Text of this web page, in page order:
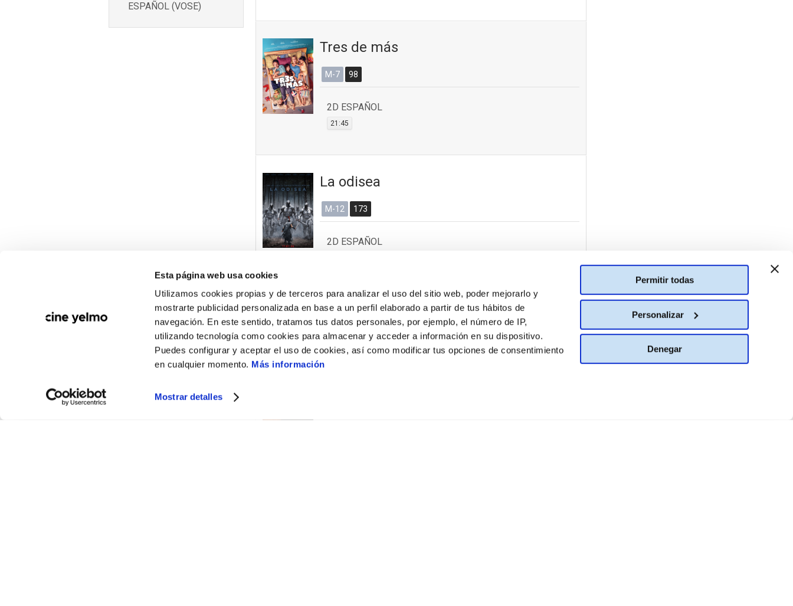
Esta página web usa cookies
Utilizamos cookies propias y de terceros para analizar el uso del sitio web, poder mejorarlo y
mostrarte publicidad personalizada en base a un perfil elaborado a partir de tus hábitos de
navegación. En este sentido, tratamos tus datos personales, por ejemplo, el número de IP,
utilizando tecnología como cookies para almacenar y acceder a información en su dispositivo.
Puedes configurar y aceptar el uso de cookies, así como modificar tus opciones de consentimiento
en cualquier momento. Más información
Mostrar detalles
Permitir todas
Personalizar
Denegar
ESPAÑOL (VOSE)
Tres de más
M-7 98
2D ESPAÑOL
21:45
La odisea
M-12 173
2D ESPAÑOL
17:15 20:35
Posesión infernal: En llamas